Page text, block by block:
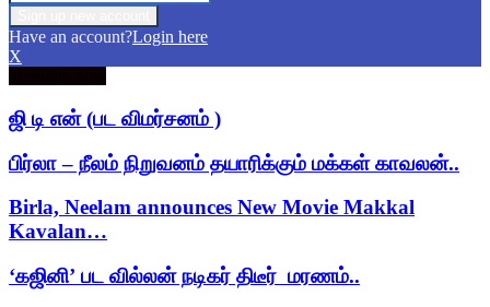
Have an account?Login here
X
ஜி டி என் (பட விமர்சனம் )
பிர்லா – நீலம் நிறுவனம் தயாரிக்கும் மக்கள் காவலன்..
Birla, Neelam announces New Movie Makkal
Kavalan…
‘கஜினி’ பட வில்லன் நடிகர் திடீர் மரணம்..